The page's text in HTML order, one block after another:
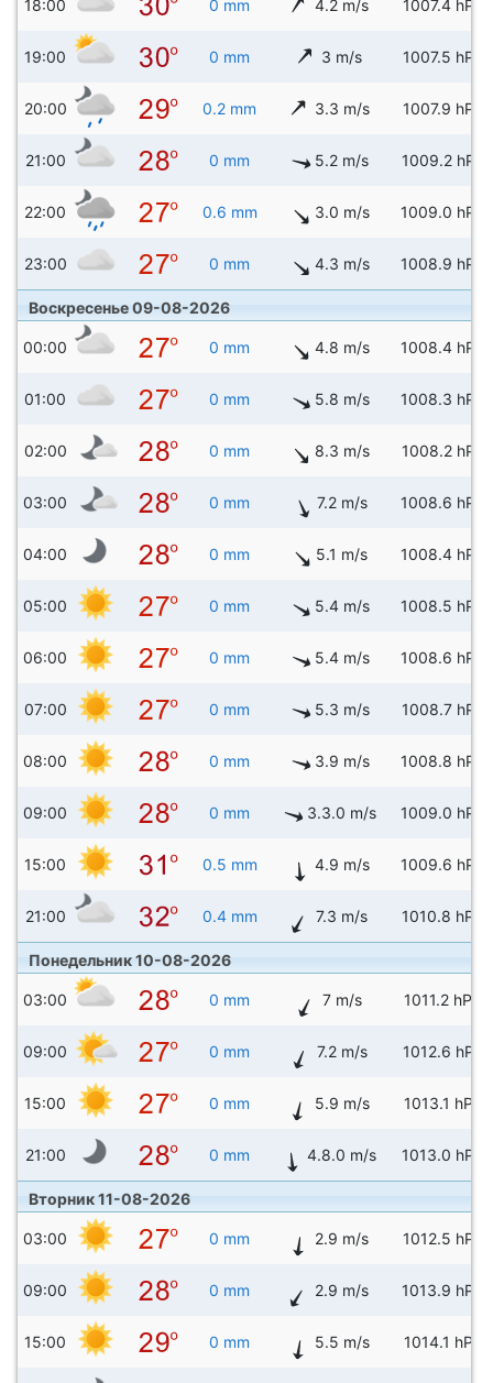
18:00 0 mm 4.2 m/s 1007.4 hPa
19:00 0 mm 3 m/s 1007.5 hPa
20:00 0.2 mm 3.3 m/s 1007.9 hPa
21:00 0 mm 5.2 m/s 1009.2 hPa
22:00 0.6 mm 3.0 m/s 1009.0 hPa
23:00 0 mm 4.3 m/s 1008.9 hPa
Воскресенье 09-08-2026
00:00 0 mm 4.8 m/s 1008.4 hPa
01:00 0 mm 5.8 m/s 1008.3 hPa
02:00 0 mm 8.3 m/s 1008.2 hPa
03:00 0 mm 7.2 m/s 1008.6 hPa
04:00 0 mm 5.1 m/s 1008.4 hPa
05:00 0 mm 5.4 m/s 1008.5 hPa
06:00 0 mm 5.4 m/s 1008.6 hPa
07:00 0 mm 5.3 m/s 1008.7 hPa
08:00 0 mm 3.9 m/s 1008.8 hPa
09:00 0 mm 3.3.0 m/s 1009.0 hPa
15:00 0.5 mm 4.9 m/s 1009.6 hPa
21:00 0.4 mm 7.3 m/s 1010.8 hPa
Понедельник 10-08-2026
03:00 0 mm 7 m/s 1011.2 hPa
09:00 0 mm 7.2 m/s 1012.6 hPa
15:00 0 mm 5.9 m/s 1013.1 hPa
21:00 0 mm 4.8.0 m/s 1013.0 hPa
Вторник 11-08-2026
03:00 0 mm 2.9 m/s 1012.5 hPa
09:00 0 mm 2.9 m/s 1013.9 hPa
15:00 0 mm 5.5 m/s 1014.1 hPa